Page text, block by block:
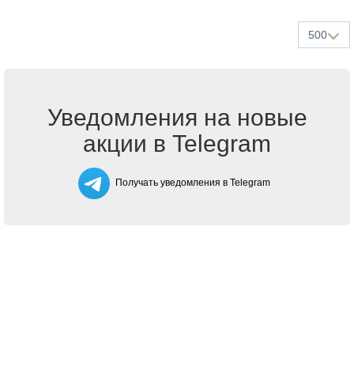
500
Уведомления на новые
акции в Telegram
Получать уведомления в Telegram